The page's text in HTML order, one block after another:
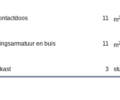
11 m
en buis 11 m
3